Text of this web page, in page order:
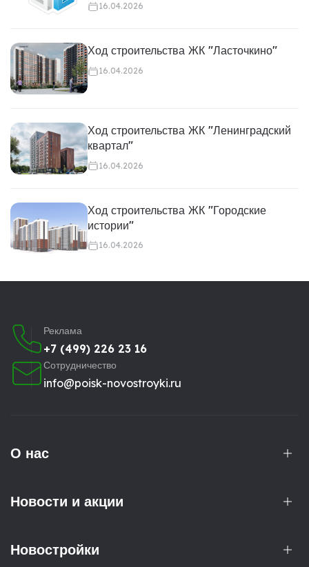
16.04.2026
Ход строительства ЖК "Ласточкино"
16.04.2026
Ход строительства ЖК "Ленинградский
квартал"
16.04.2026
Ход строительства ЖК "Городские
истории"
16.04.2026
Реклама
+7 (499) 226 23 16
Сотрудничество
info@poisk-novostroyki.ru
О нас
Новости и акции
Новостройки